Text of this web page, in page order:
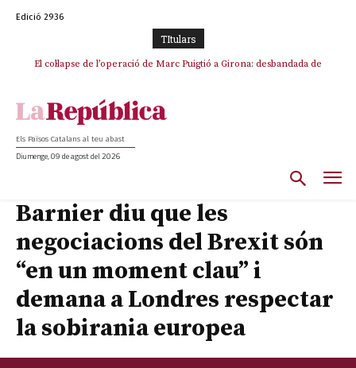
Edició 2936
TItulars
El col·lapse de l’operació de Marc Puigtió a Girona: desbandada de
Els Països Catalans al teu abast
Diumenge, 09 de agost del 2026
Barnier diu que les
negociacions del Brexit són
“en un moment clau” i
demana a Londres respectar
la sobirania europea